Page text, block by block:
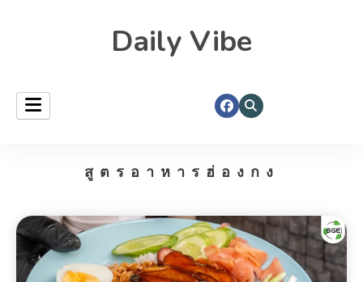
Daily Vibe
สูตรอาหารฮ่องกง